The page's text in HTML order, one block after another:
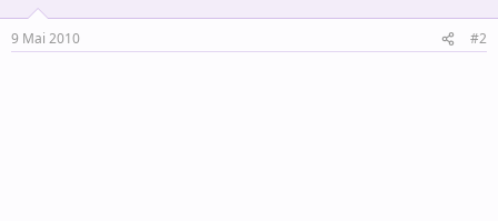
9 Mai 2010 #2